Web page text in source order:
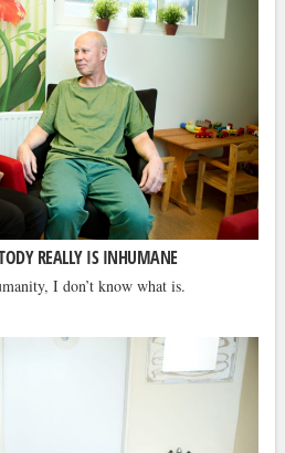
REALLY IS INHUMANE
I don’t know what is.